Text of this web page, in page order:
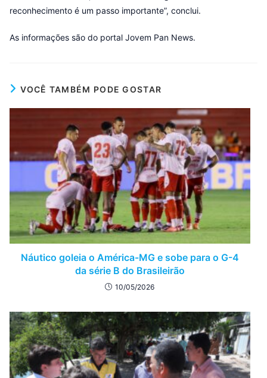
reconhecimento é um passo importante”, conclui.
As informações são do portal Jovem Pan News.
VOCÊ TAMBÉM PODE GOSTAR
Náutico goleia o América-MG e sobe para o G-4
da série B do Brasileirão
10/05/2026